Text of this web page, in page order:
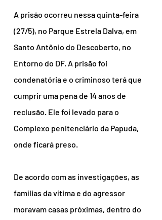
A prisão ocorreu nessa quinta-feira
(27/5), no Parque Estrela Dalva, em
Santo Antônio do Descoberto, no
Entorno do DF. A prisão foi
condenatória e o criminoso terá que
cumprir uma pena de 14 anos de
reclusão. Ele foi levado para o
Complexo penitenciário da Papuda,
onde ficará preso.
De acordo com as investigações, as
famílias da vítima e do agressor
moravam casas próximas, dentro do